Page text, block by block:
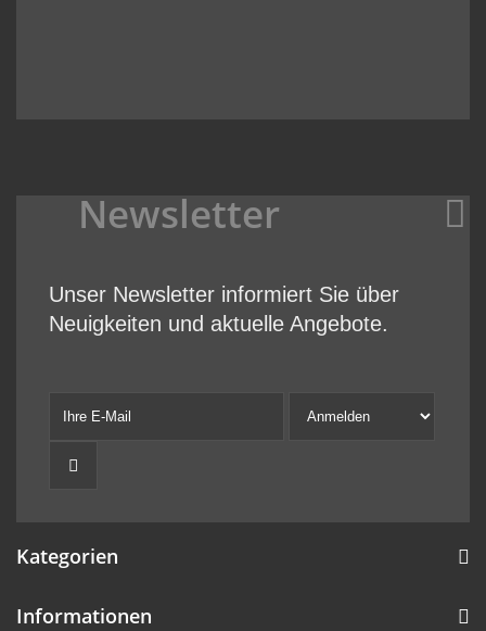
Newsletter
Unser Newsletter informiert Sie über
Neuigkeiten und aktuelle Angebote.
Kategorien
Informationen